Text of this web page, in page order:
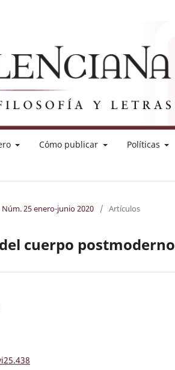
Cómo publicar Políticas
25 enero-junio 2020 / Artículos
cuerpo postmoderno